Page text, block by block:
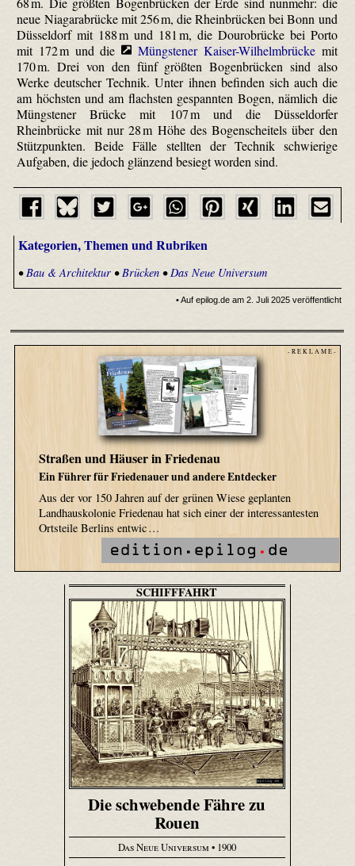
neue Niagara­brücke mit 256 m, die Rheinbrücken bei Bonn und
Düsseldorf mit 188 m und 181 m, die Dourobrücke bei Porto
mit 172 m und die
Müngstener Kaiser-Wilhelmbrückemit
170 m. Drei von den fünf größten Bogenbrücken sind also
Werke deutscher Technik. Unter ihnen befinden sich auch die
am höchsten und am flachsten gespannten Bogen, nämlich die
Müngstener Brücke mit 107 m und die Düsseldorfer
Rheinbrücke mit nur 28 m Höhe des Bogenscheitels über den
Stützpunkten. Beide Fälle stellten der Technik schwierige
Aufgaben, die jedoch glänzend besiegt worden sind.
Kategorien, Themen und Rubriken
•Bau & Architektur•Brücken•Das Neue Universum
• Auf epilog.de am 2. Juli 2025 veröffentlicht
- R E K L A M E -
Straßen und Häuser in Friedenau
Ein Führer für Friedenauer und andere Entdecker
Aus der vor 150 Jahren auf der grünen Wiese geplanten
Landhauskolonie Friedenau hat sich einer der interessantesten
Ortsteile Berlins entwic …
SCHIFFFAHRT
Die schwebende Fähre zu
Rouen
Das Neue Universum• 1900